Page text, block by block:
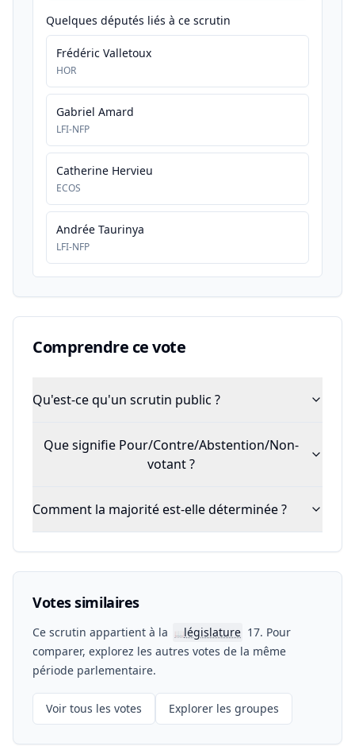
Quelques députés liés à ce scrutin
Frédéric Valletoux
HOR
Gabriel Amard
LFI-NFP
Catherine Hervieu
ECOS
Andrée Taurinya
LFI-NFP
Comprendre ce vote
Qu'est-ce qu'un scrutin public ?
Que signifie Pour/Contre/Abstention/Non-
votant ?
Comment la majorité est-elle déterminée ?
Votes similaires
Ce scrutin appartient à la 📖législature 17. Pour
comparer, explorez les autres votes de la même
période parlementaire.
Voir tous les votes Explorer les groupes